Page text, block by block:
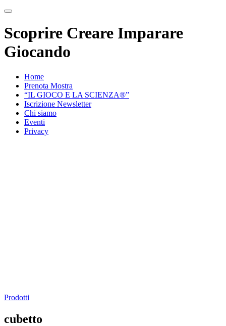
Scoprire Creare Imparare
Giocando
Home
Prenota Mostra
“IL GIOCO E LA SCIENZA®”
Iscrizione Newsletter
Chi siamo
Eventi
Privacy
Prodotti
cubetto